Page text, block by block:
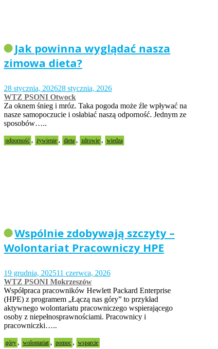
Jak powinna wyglądać nasza
zimowa dieta?
28 stycznia, 202628 stycznia, 2026
WTZ PSONI Otwock
Za oknem śnieg i mróz. Taka pogoda może źle wpływać na
nasze samopoczucie i osłabiać naszą odporność. Jednym ze
sposobów…..
odporność , żywienie , dieta , zdrowie , wiedza
Wspólnie zdobywają szczyty –
Wolontariat Pracowniczy HPE
19 grudnia, 202511 czerwca, 2026
WTZ PSONI Mokrzeszów
Współpraca pracowników Hewlett Packard Enterprise
(HPE) z programem „Łączą nas góry” to przykład
aktywnego wolontariatu pracowniczego wspierającego
osoby z niepełnosprawnościami. Pracownicy i
pracowniczki…..
góry , wolontariat , pomoc , wsparcie